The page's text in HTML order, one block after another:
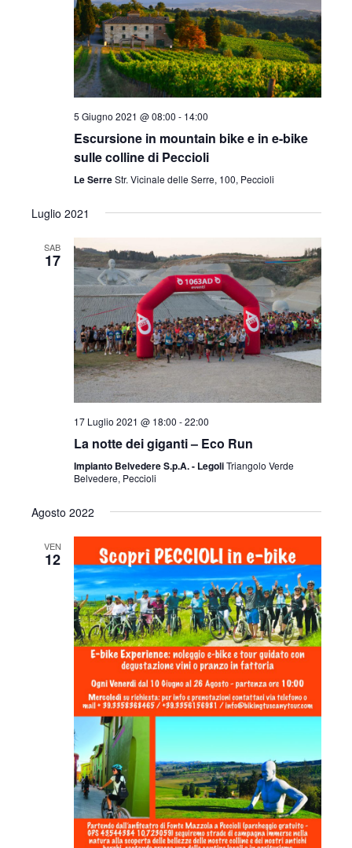
e
v
i
t
e
v
i
g
a
z
i
n
g
a
z
i
5 Giugno 2021 @ 08:00 - 14:00
Escursione in mountain bike e in e-bike
sulle colline di Peccioli
Le SerreStr. Vicinale delle Serre, 100, Peccioli
Luglio 2021
SAB
17
17 Luglio 2021 @ 18:00 -22:00
La notte dei giganti – Eco Run
Impianto Belvedere S.p.A. - LegoliTriangolo Verde
Belvedere, Peccioli
Agosto 2022
VEN
12